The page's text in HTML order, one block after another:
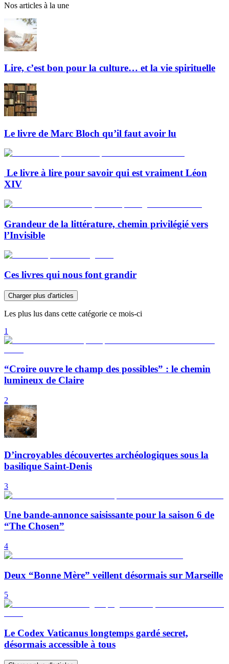
Nos articles à la une
Lire, c’est bon pour la culture… et la vie spirituelle
Le livre de Marc Bloch qu’il faut avoir lu
Le livre à lire pour savoir qui est vraiment Léon
XIV
Grandeur de la littérature, chemin privilégié vers
l’Invisible
Ces livres qui nous font grandir
Charger plus d'articles
Les plus lus dans cette catégorie ce mois-ci
1
“Croire ouvre le champ des possibles” : le chemin
lumineux de Claire
2
D’incroyables découvertes archéologiques sous la
basilique Saint-Denis
3
Une bande-annonce saisissante pour la saison 6 de
“The Chosen”
4
Deux “Bonne Mère” veillent désormais sur Marseille
5
Le Codex Vaticanus longtemps gardé secret,
désormais accessible à tous